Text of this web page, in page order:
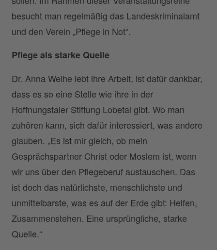
besucht man regelmäßig das Landeskriminalamt
und den Verein „Pflege in Not“.
Pflege als starke Quelle
Dr. Anna Weihe lebt ihre Arbeit, ist dafür dankbar,
dass es so eine Stelle wie ihre in der
Hoffnungstaler Stiftung Lobetal gibt. Wo man
zuhören kann, sich dafür interessiert, was andere
glauben. „Es ist mir gleich, ob mein
Gesprächspartner Christ oder Moslem ist, wenn
wir uns über den Pflegeberuf austauschen. Das
ist doch das natürlichste, menschlichste und
unmittelbarste, was es auf der Erde gibt: Helfen,
Zusammenstehen. Eine ursprüngliche, starke
Quelle.“